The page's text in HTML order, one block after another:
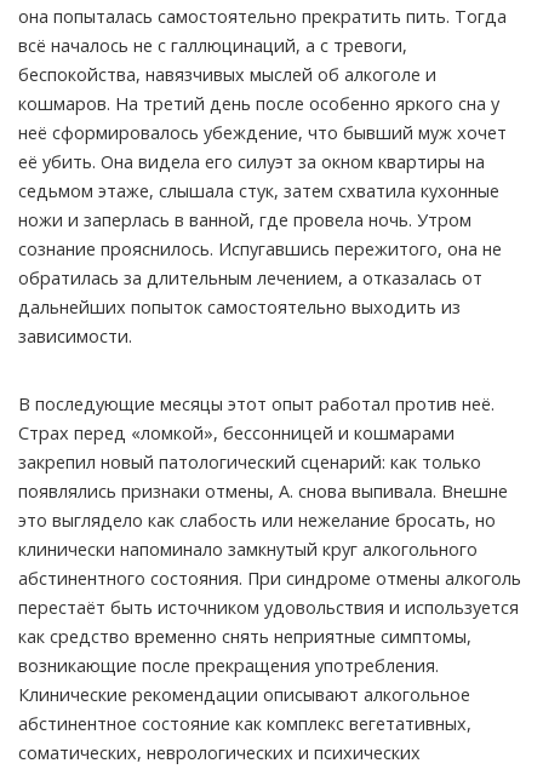
она попыталась самостоятельно прекратить пить. Тогда
всё началось не с галлюцинаций, а с тревоги,
беспокойства, навязчивых мыслей об алкоголе и
кошмаров. На третий день после особенно яркого сна у
неё сформировалось убеждение, что бывший муж хочет
её убить. Она видела его силуэт за окном квартиры на
седьмом этаже, слышала стук, затем схватила кухонные
ножи и заперлась в ванной, где провела ночь. Утром
сознание прояснилось. Испугавшись пережитого, она не
обратилась за длительным лечением, а отказалась от
дальнейших попыток самостоятельно выходить из
зависимости.
В последующие месяцы этот опыт работал против неё.
Страх перед «ломкой», бессонницей и кошмарами
закрепил новый патологический сценарий: как только
появлялись признаки отмены, А. снова выпивала. Внешне
это выглядело как слабость или нежелание бросать, но
клинически напоминало замкнутый круг алкогольного
абстинентного состояния. При синдроме отмены алкоголь
перестаёт быть источником удовольствия и используется
как средство временно снять неприятные симптомы,
возникающие после прекращения употребления.
Клинические рекомендации описывают алкогольное
абстинентное состояние как комплекс вегетативных,
соматических, неврологических и психических